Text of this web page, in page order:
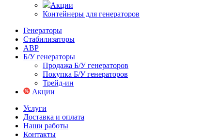
Акции
Контейнеры для генераторов
Генераторы
Стабилизаторы
АВР
Б/У генераторы
Продажа Б/У генераторов
Покупка Б/У генераторов
Трейд-ин
Акции
Услуги
Доставка и оплата
Наши работы
Контакты